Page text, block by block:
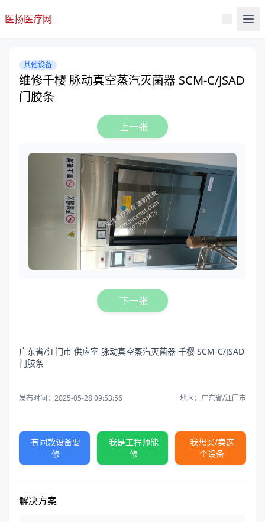
医扬医疗网
其他设备
维修千樱 脉动真空蒸汽灭菌器 SCM-C/JSAD
门胶条
上一张
下一张
广东省/江门市 供应室 脉动真空蒸汽灭菌器 千樱 SCM-C/JSAD
门胶条
发布时间：2025-05-28 09:53:56 地区：广东省/江门市
有同款设备要
修
我是工程师能
修
我想买/卖这
个设备
解决方案